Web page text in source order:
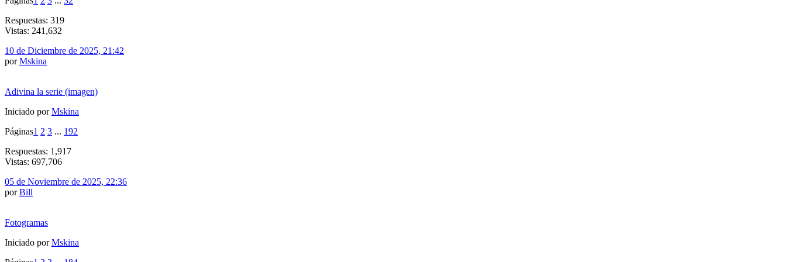
Respuestas: 319
Vistas: 241,632
10 de Diciembre de 2025, 21:42
porMskina
Adivina la serie (imagen)
Iniciado porMskina
Páginas1 2 3 ... 192
Respuestas: 1,917
Vistas: 697,706
05 de Noviembre de 2025, 22:36
porBill
Fotogramas
Iniciado porMskina